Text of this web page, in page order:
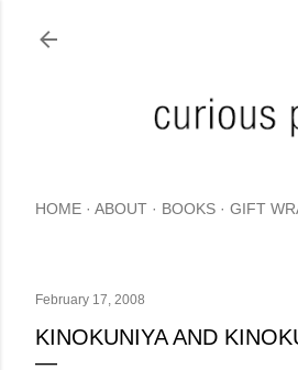
HOME ABOUT BOOKS GIFT
February 17, 2008
KINOKUNIYA AND